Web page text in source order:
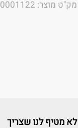
מק"ט מוצר: 126500001122
לא מטיף לנו שצריך